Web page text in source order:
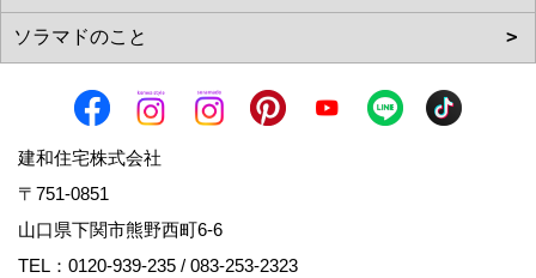
建和住宅株式会社
〒751-0851
山口県下関市熊野西町6-6
TEL： 0120-939-235 / 083-253-2323